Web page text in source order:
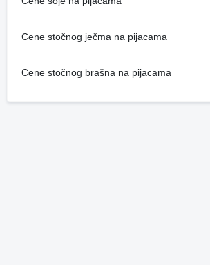
Cene stočnog ječma na pijacama
Cene stočnog brašna na pijacama